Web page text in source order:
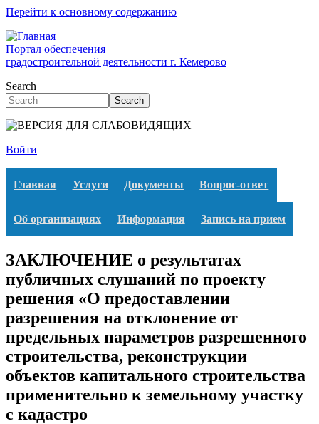
Перейти к основному содержанию
Портал обеспечения
градостроительной деятельности г. Кемерово
Search
Search
Войти
Главная Услуги Документы Вопрос-ответ
Об организациях Информация Запись на прием
ЗАКЛЮЧЕНИЕ о результатах
публичных слушаний по проекту
решения «О предоставлении
разрешения на отклонение от
предельных параметров разрешенного
строительства, реконструкции
объектов капитального строительства
применительно к земельному участку
с кадастро